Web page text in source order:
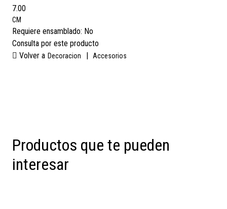
7.00
CM
Requiere ensamblado: No
Consulta por este producto
Volver a Decoracion | Accesorios
Productos que te pueden
interesar